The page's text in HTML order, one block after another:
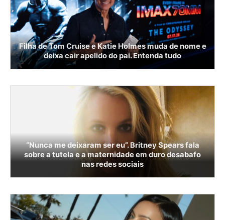
Filha de Tom Cruise e Katie Holmes muda de nome e
deixa cair apelido do pai. Entenda tudo
“Nunca me deixaram ser eu”. Britney Spears fala
sobre a tutela e a maternidade em duro desabafo
nas redes sociais